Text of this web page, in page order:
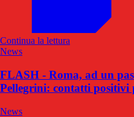
Continua la lettura
News
FLASH - Roma, ad un
Pellegrini: contatti positivi
News